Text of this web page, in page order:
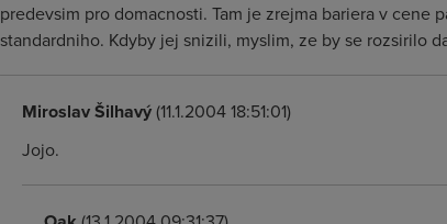
predevsim pro domacnosti. Tam je zrejma bariera v cene
standardniho. Kdyby jej snizili, myslim, ze by se rozsirilo
Miroslav Šilhavý(11.1.2004 18:51:01)
Jojo.